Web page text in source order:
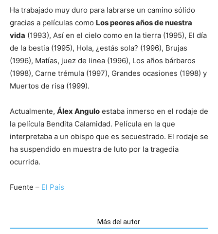
Ha trabajado muy duro para labrarse un camino sólido
gracias a películas como Los peores años de nuestra
vida (1993), Así en el cielo como en la tierra (1995), El día
de la bestia (1995), Hola, ¿estás sola? (1996), Brujas
(1996), Matías, juez de linea (1996), Los años bárbaros
(1998), Carne trémula (1997), Grandes ocasiones (1998) y
Muertos de risa (1999).
Actualmente, Álex Angulo estaba inmerso en el rodaje de
la película Bendita Calamidad. Película en la que
interpretaba a un obispo que es secuestrado. El rodaje se
ha suspendido en muestra de luto por la tragedia
ocurrida.
Fuente – El País
Más del autor